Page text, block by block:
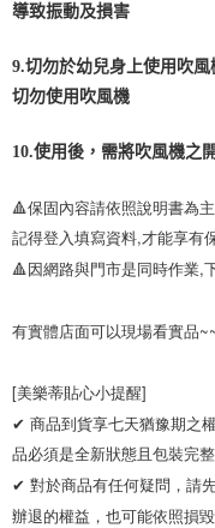
導致振動及損害
9.切勿於幼兒身上使用吹
切勿使用吹風機
10.使用後，需將吹風機之
🔺保固內容請依照說明書為
記得登入填寫資料,才能享有
🔺因網路與門市是同時作業,
有實體店面可以現場看實品
[美樂蒂貼心小提醒]
✔ 商品到貨享七天猶豫期之
品必須是全新狀態且包裝完
✔ 對於商品有任何疑問，請
辦退的權益，也可能依照損